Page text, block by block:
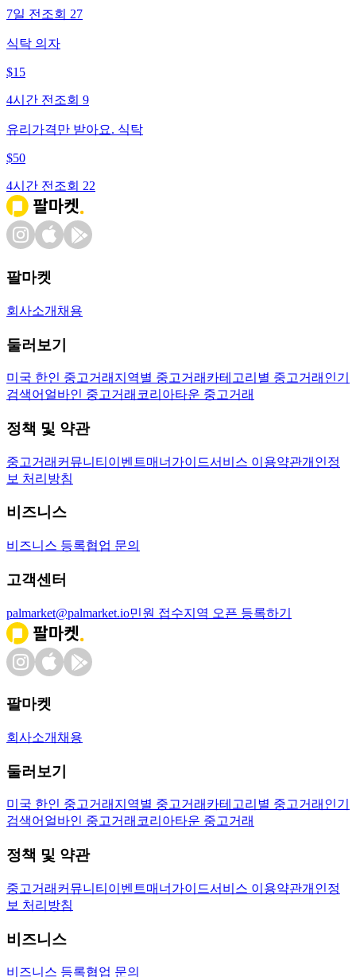
7일 전 조회 27
식탁 의자
$15
4시간 전 조회 9
유리가격만 받아요. 식탁
$50
4시간 전 조회 22
팔마켓
회사소개 채용
둘러보기
미국 한인 중고거래 지역별 중고거래 카테고리별 중고거래 인기
검색어 얼바인 중고거래 코리아타운 중고거래
정책 및 약관
중고거래 커뮤니티 이벤트매너가이드서비스 이용약관개인정
보 처리방침
비즈니스
비즈니스 등록협업 문의
고객센터
palmarket@palmarket.io민원 접수지역 오픈 등록하기
팔마켓
회사소개 채용
둘러보기
미국 한인 중고거래 지역별 중고거래 카테고리별 중고거래 인기
검색어 얼바인 중고거래 코리아타운 중고거래
정책 및 약관
중고거래 커뮤니티 이벤트매너가이드서비스 이용약관개인정
보 처리방침
비즈니스
비즈니스 등록협업 문의